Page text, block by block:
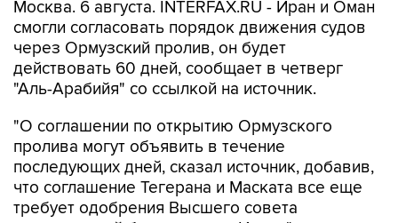
через Ормузский пролив, он будет
действовать 60 дней, сообщает в четверг
"Аль-Арабийя" со ссылкой на источник.
"О соглашении по открытию Ормузского
последующих дней, сказал источник, добавив,
что соглашение Тегерана и Маската все еще
требует одобрения Высшего совета
национальной безопасности Ирана", -
информирует телеканал.